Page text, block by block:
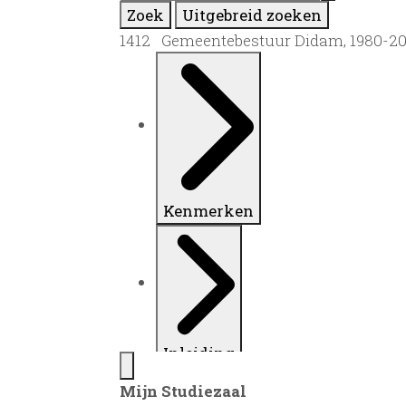
Zoek
Uitgebreid zoeken
1412 Gemeentebestuur Didam, 1980-
Kenmerken
Inleiding
Mijn Studiezaal